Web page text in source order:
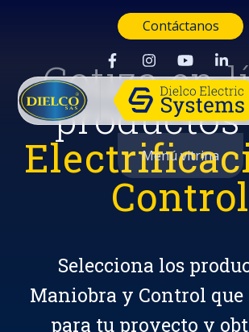
Contáctanos
Menú vitrina
Cotiza en
productos
Control
Selecciona los
Maniobra y Control que
para tu proyecto y